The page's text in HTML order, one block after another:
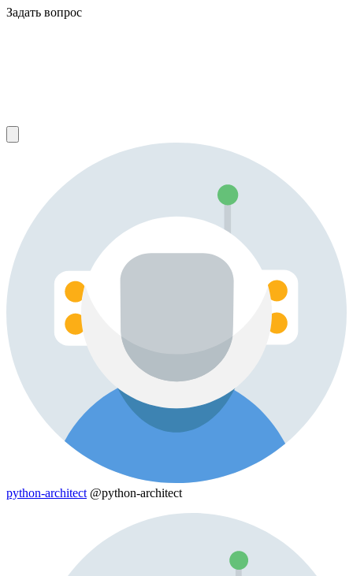
Задать вопрос
python-architect @python-architect